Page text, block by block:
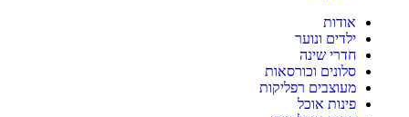
אודות
ילדים ונוער
חדרי שינה
סלונים וכורסאות
מעוצבים רפליקות
פינות אוכל